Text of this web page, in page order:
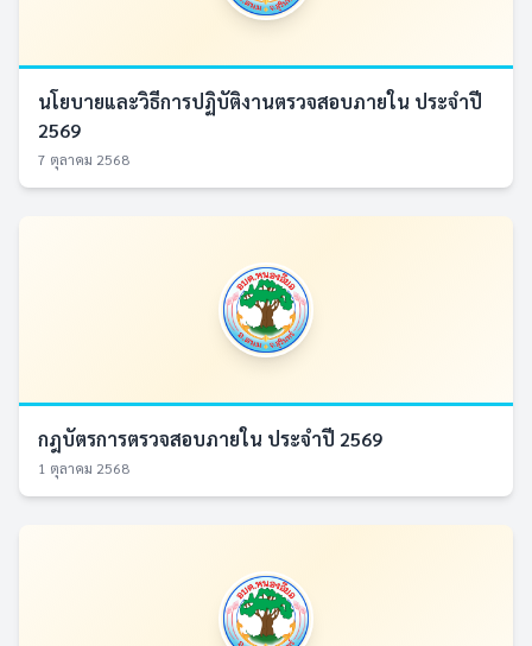
นโยบายและวิธีการปฏิบัติงานตรวจสอบภายใน ประจำปี
2569
7 ตุลาคม 2568
กฎบัตรการตรวจสอบภายใน ประจำปี 2569
1 ตุลาคม 2568